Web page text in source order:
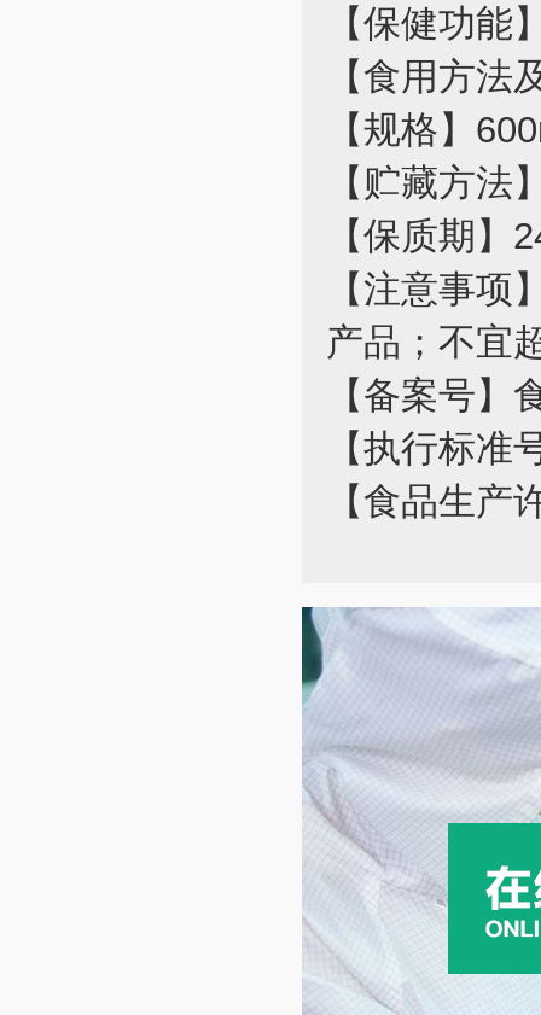
【保健功能
【食用方
【规格】
【贮藏方
【保质期】
【注意事
产品；不宜
【备案号】
【执行标准
【食品生产